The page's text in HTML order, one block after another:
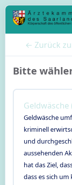
← Zurück
Bitte
Geldwäsche
Geldwäsche
kriminell
und
aussehenden
hat das Ziel,
dass es sich